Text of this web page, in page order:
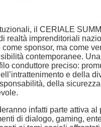
il CERIALE
realtà imprenditoriali
sponsor, ma come
contemporanee.
conduttore preciso:
e della
della
infatti parte attiva al
di dialogo, gaming,